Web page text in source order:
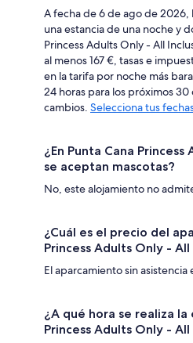
A fecha de 6 de ago de
una estancia de una noche y
Princess Adults Only - All
al menos 167 €, tasas e
en la tarifa por noche más
24 horas para los próximos 30
cambios. Selecciona tus
¿En Punta Cana
se aceptan mascotas?
No, este alojamiento no
¿Cuál es el precio del
Princess Adults Only - All
El aparcamiento sin
¿A qué hora se realiza
Princess Adults Only - All